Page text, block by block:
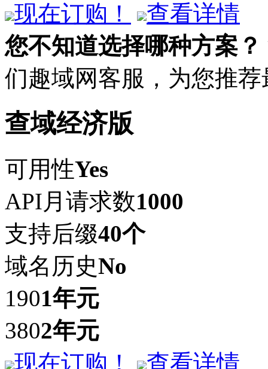
现在订购！
查看详情
您不知道选择哪种方案？
们趣域网客服，为您推
查域经济版
可用性Yes
API月请求数1000
支持后缀40个
域名历史No
1901年元
3802年元
现在订购！
查看详情